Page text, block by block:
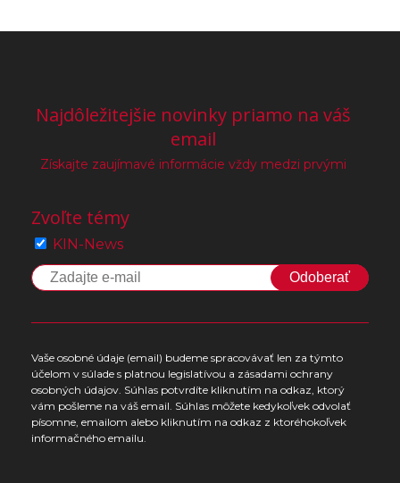
Najdôležitejšie novinky priamo na váš
email
Získajte zaujímavé informácie vždy medzi prvými
Zvoľte témy
KIN-News
Odoberať
Vaše osobné údaje (email) budeme spracovávať len za týmto
účelom v súlade s platnou legislatívou a zásadami ochrany
osobných údajov. Súhlas potvrdíte kliknutím na odkaz, ktorý
vám pošleme na váš email. Súhlas môžete kedykoľvek odvolať
písomne, emailom alebo kliknutím na odkaz z ktoréhokoľvek
informačného emailu.